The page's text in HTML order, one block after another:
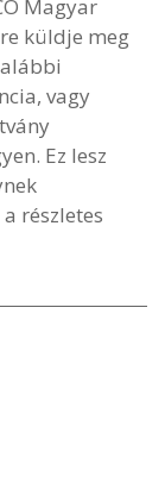
Magyar
küldje meg
vagy
Ez lesz
részletes